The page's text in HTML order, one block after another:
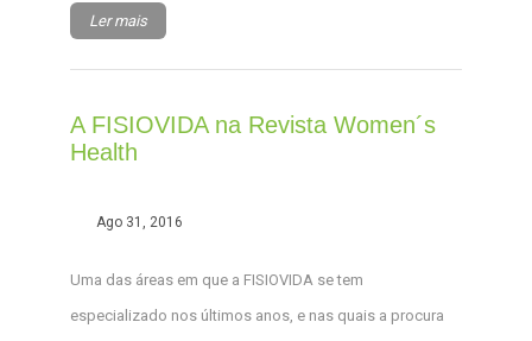
Ler mais
A FISIOVIDA na Revista Women´s
Health
Ago 31, 2016
Uma das áreas em que a FISIOVIDA se tem
especializado nos últimos anos, e nas quais a procura